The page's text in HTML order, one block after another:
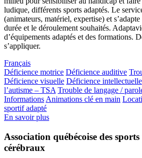
ludique, différents sports adaptés. Le
(animateurs, matériel, expertise) et
durée et le déroulement souhaités.
d’équipements adaptés et des formations.
s’appliquer.
Français
Déficience motrice Déficience auditive
Déficience visuelle Déficience intellectuelle
l’autisme – TSA Trouble de langage /
Informations Animations clé en main
sportif adapté
En savoir plus
Association québécoise des
cérébraux